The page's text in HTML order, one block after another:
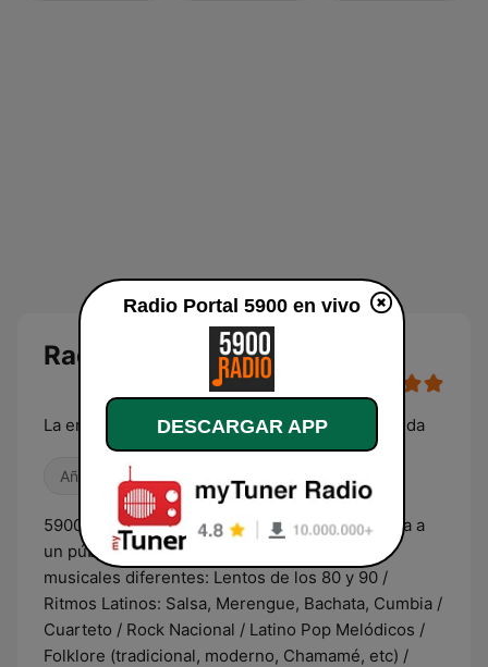
Radio Portal 5900 en vivo
La emisora del Portal 5900 que musicaliza tu vida
Años 80
5900 Radio es una emisora diferente. Orientada a
un público de más de 30, alterna 15 estilos
musicales diferentes: Lentos de los 80 y 90 /
Ritmos Latinos: Salsa, Merengue, Bachata, Cumbia /
Cuarteto / Rock Nacional / Latino Pop Melódicos /
Folklore (tradicional, moderno, Chamamé, etc) /
Radio Portal 5900 en vivo
DESCARGAR APP